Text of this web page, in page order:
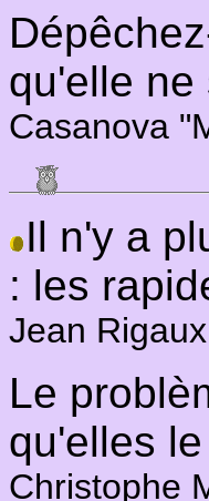
qu'elle ne
Casanova
Il n'y a
: les
Jean Rigaux
Le
qu'elles
Christophe